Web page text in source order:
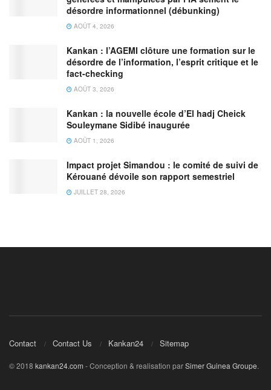
désordre informationnel (débunking)
AOÛT 4, 2026
Kankan : l’AGEMI clôture une formation sur le
désordre de l’information, l’esprit critique et le
fact-checking
AOÛT 3, 2026
Kankan : la nouvelle école d’El hadj Cheick
Souleymane Sidibé inaugurée
AOÛT 1, 2026
Impact projet Simandou : le comité de suivi de
Kérouané dévoile son rapport semestriel
JUILLET 28, 2026
Contact Contact Us Kankan24 Sitemap
© 2018 kankan24.com - Conception & realisation parSimer Guinea Groupe.